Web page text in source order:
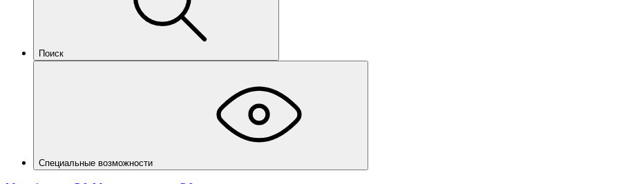
Поиск
Специальные возможности